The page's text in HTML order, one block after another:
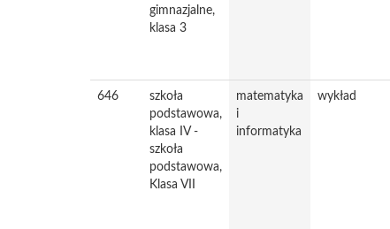
gimnazjalne,
klasa 3
646
szkoła
podstawowa,
klasa IV -
szkoła
podstawowa,
Klasa VII
matematyka
i
informatyka
wykład